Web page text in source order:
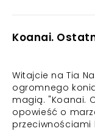
Koanai.
Witajcie na Tia
ogromnego
magią. "Koanai.
opowieść o
przeciwnościami